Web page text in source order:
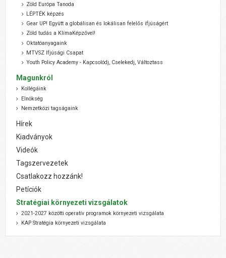
Zöld Európa Tanoda
LÉPTÉK képzés
Gear UP! Együtt a globálisan és lokálisan felelős ifjúságért
Zöld tudás a KlímaKépzővel!
Oktatóanyagaink
MTVSZ Ifjúsági Csapat
Youth Policy Academy - Kapcsolódj, Cselekedj, Változtass
Magunkról
Kollégáink
Elnökség
Nemzetközi tagságaink
Hírek
Kiadványok
Videók
Tagszervezetek
Csatlakozz hozzánk!
Petíciók
Stratégiai környezeti vizsgálatok
2021-2027 közötti operatív programok környezeti vizsgálata
KAP Stratégia környezeti vizsgálata